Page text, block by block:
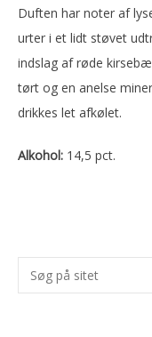
Duften har noter af
urter i et lidt støvet
indslag af røde
tørt og en anelse
drikkes let afkølet.
Alkohol: 14,5 pct.
Primær
Sidebar
Søg
på